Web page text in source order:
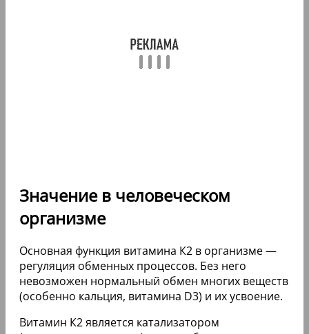
Значение в человеческом
организме
Основная функция витамина К2 в организме —
регуляция обменных процессов. Без него
невозможен нормальный обмен многих веществ
(особенно кальция, витамина D3) и их усвоение.
Витамин К2 является катализатором